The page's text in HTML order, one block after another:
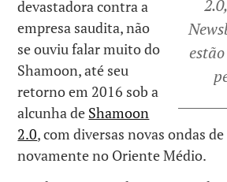
devastadora contra a
empresa saudita, não
se ouviu falar muito do
Shamoon, até seu
retorno em 2016 sob a
alcunha de Shamoon
2.0, com diversas novas ondas
novamente no Oriente Médio.